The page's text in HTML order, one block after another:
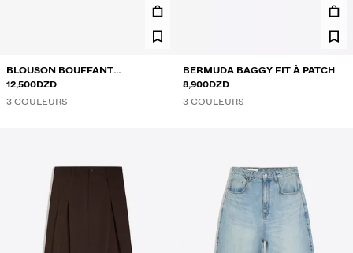
BLOUSON BOUFFANT
TECHNIQUE
12,500DZD
3 COULEURS
BERMUDA BAGGY FIT À PATCH
8,900DZD
3 COULEURS